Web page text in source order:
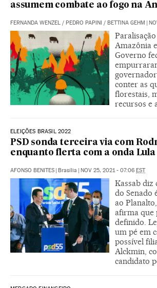
assumem combate ao fogo na
FERNANDA WENZEL / PEDRO PAPINI / BETTINA GEHM |
Amazônia
Governo
conter as
florestais,
recursos e
ELEIÇÕES BRASIL 2022
PSD sonda terceira via com
enquanto flerta com a onda Lula
AFONSO BENITES | Brasília | NOV 25, 2021 - 07:06 EST
Kassab diz
do Senado
ao
afirma que
definido.
um pé em
possível
Alckmin,
candidato